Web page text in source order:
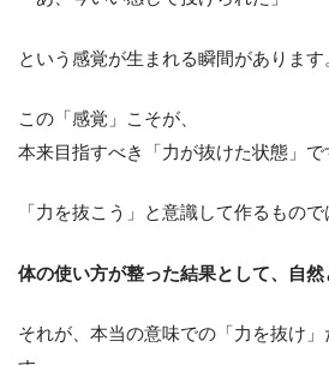
という感覚が生まれる瞬間があります
この「感覚」こそが、
本来目指すべき「力が抜けた状態」で
「力を抜こう」と意識して作るもので
体の使い方が整った結果として、自然
それが、本当の意味での「力を抜け」